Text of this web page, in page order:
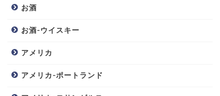
お酒
お酒-ウイスキー
アメリカ
アメリカ-ポートランド